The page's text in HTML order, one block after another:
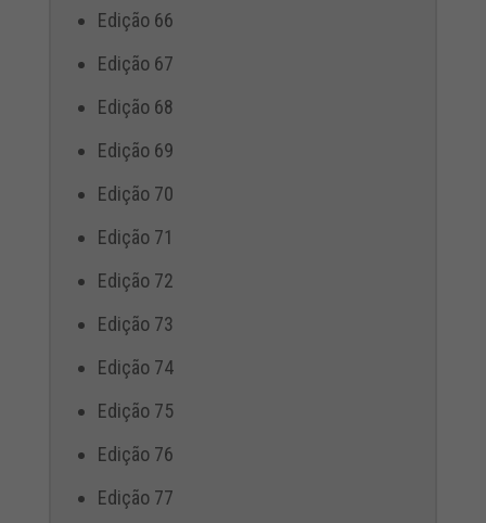
Edição 66
Edição 67
Edição 68
Edição 69
Edição 70
Edição 71
Edição 72
Edição 73
Edição 74
Edição 75
Edição 76
Edição 77